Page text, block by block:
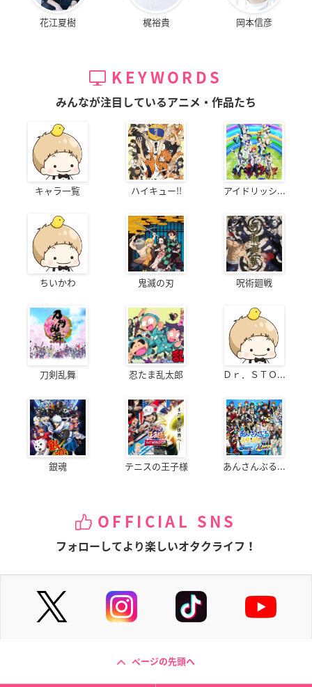
花江夏樹 梶裕貴 岡本信彦
KEYWORDS
みんなが注目しているアニメ・作品たち
キャラ一覧 ハイキュー!! アイドリッシ...
ちいかわ 鬼滅の刃 呪術廻戦
刀剣乱舞 忍たま乱太郎 Ｄｒ．ＳＴＯ...
銀魂 テニスの王子様 あんさんぶる...
OFFICIAL SNS
フォローしてより楽しいオタクライフ！
ページの先頭へ